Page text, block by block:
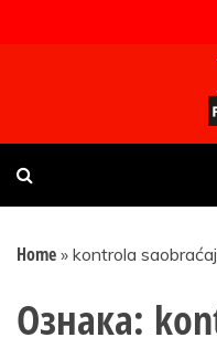
Faktor
Uvijek presudan
Home » kontrola
Ознака: